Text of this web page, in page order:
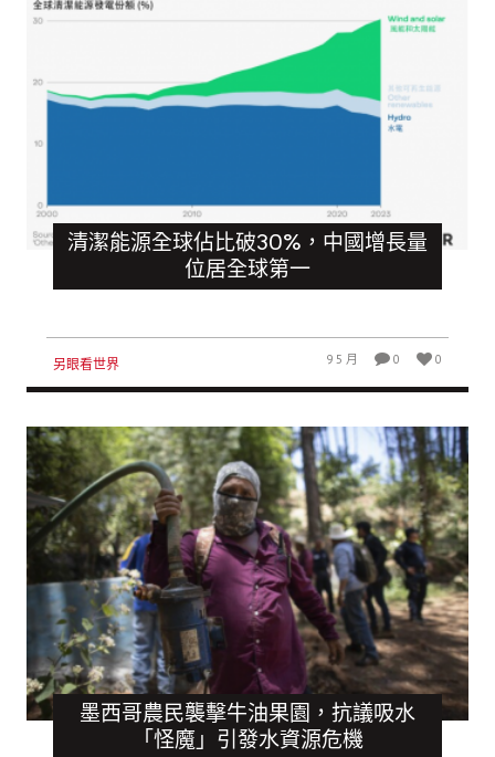
清潔能源全球佔比破30%，中國增長量
位居全球第一
另眼看世界 9 5 月 0 0
墨西哥農民襲擊牛油果園，抗議吸水
「怪魔」引發水資源危機